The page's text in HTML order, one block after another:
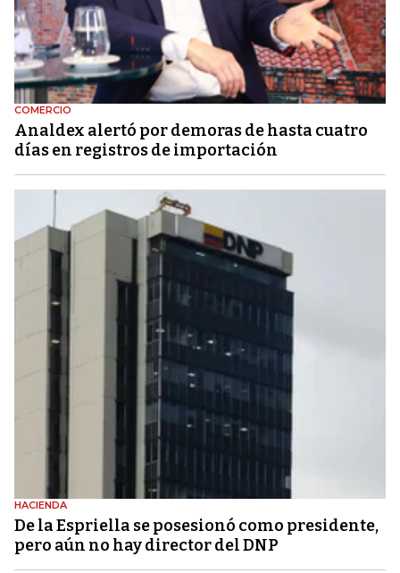
COMERCIO
Analdex alertó por demoras de hasta cuatro
días en registros de importación
HACIENDA
De la Espriella se posesionó como presidente,
pero aún no hay director del DNP